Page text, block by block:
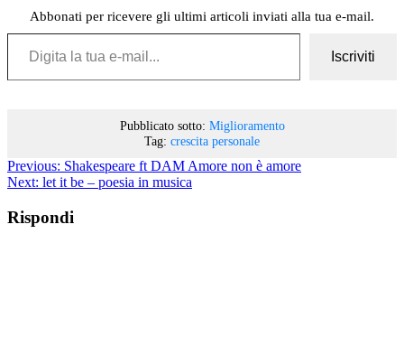
Abbonati per ricevere gli ultimi articoli inviati alla tua e-mail.
Digita la tua e-mail...
Iscriviti
Pubblicato sotto: Miglioramento
Tag: crescita personale
Previous: Shakespeare ft DAM Amore non è amore
Next: let it be – poesia in musica
Rispondi